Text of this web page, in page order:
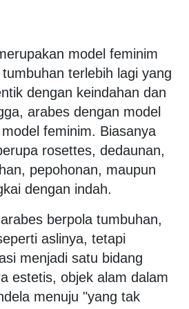
model feminim
terlebih lagi yang
dengan keindahan dan
arabes dengan model
feminim. Biasanya
rosettes, dedaunan,
pepohonan, maupun
dengan indah.
berpola tumbuhan,
aslinya, tetapi
menjadi satu bidang
estetis, objek alam dalam
menuju "yang tak